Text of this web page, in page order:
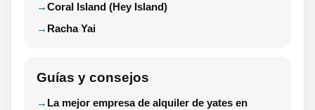
Coral Island (Hey Island)
Racha Yai
Guías y consejos
La mejor empresa de alquiler de yates en